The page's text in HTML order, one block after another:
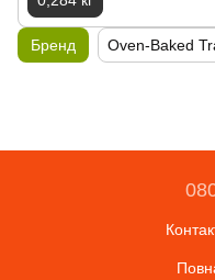
Бренд Oven-Baked